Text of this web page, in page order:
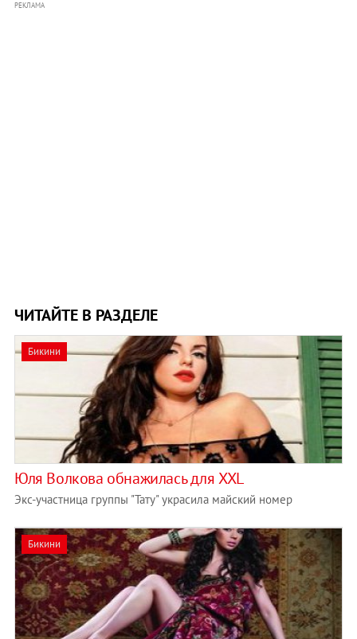
РЕКЛАМА
ЧИТАЙТЕ В РАЗДЕЛЕ
Бикини
Юля Волкова обнажилась для XXL
Экс-участница группы "Тату" украсила майский номер
Бикини